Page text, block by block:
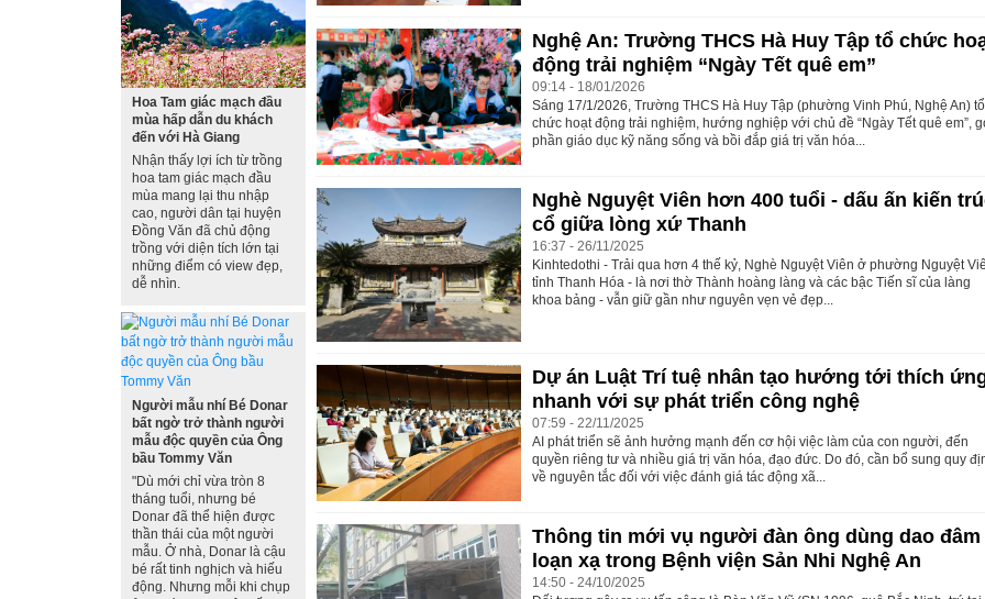
Hoa Tam giác mạch đầu
mùa hấp dẫn du khách
đến với Hà Giang
Nhận thấy lợi ích từ trồng
hoa tam giác mạch đầu
mùa mang lại thu nhập
cao, người dân tại huyện
Đồng Văn đã chủ động
trồng với diện tích lớn tại
những điểm có view đẹp,
dễ nhìn.
Người mẫu nhí Bé Donar
bất ngờ trở thành người
mẫu độc quyền của Ông
bầu Tommy Văn
"Dù mới chỉ vừa tròn 8
tháng tuổi, nhưng bé
Donar đã thể hiện được
thần thái của một người
mẫu. Ở nhà, Donar là cậu
bé rất tinh nghịch và hiếu
động. Nhưng mỗi khi chụp
Nghệ An: Trường THCS Hà Huy Tập tổ chức
động trải nghiệm “Ngày Tết quê em”
09:14 - 18/01/2026
Sáng 17/1/2026, Trường THCS Hà Huy Tập (phường Vinh Phú, Nghệ An) tổ
chức hoạt động trải nghiệm, hướng nghiệp với chủ đề “Ngày Tết quê em”,
phần giáo dục kỹ năng sống và bồi đắp giá trị văn hóa...
Nghè Nguyệt Viên hơn 400 tuổi - dấu ấn kiến
cổ giữa lòng xứ Thanh
16:37 - 26/11/2025
Kinhtedothi - Trải qua hơn 4 thế kỷ, Nghè Nguyệt Viên ở phường Nguyệt
tỉnh Thanh Hóa - là nơi thờ Thành hoàng làng và các bậc Tiến sĩ của làng
khoa bảng - vẫn giữ gần như nguyên vẹn vẻ đẹp...
Dự án Luật Trí tuệ nhân tạo hướng tới thích
nhanh với sự phát triển công nghệ
07:59 - 22/11/2025
AI phát triển sẽ ảnh hưởng mạnh đến cơ hội việc làm của con người, đến
quyền riêng tư và nhiều giá trị văn hóa, đạo đức. Do đó, cần bổ sung quy
về nguyên tắc đối với việc đánh giá tác động xã...
Thông tin mới vụ người đàn ông dùng dao đâm
loạn xạ trong Bệnh viện Sản Nhi Nghệ An
14:50 - 24/10/2025